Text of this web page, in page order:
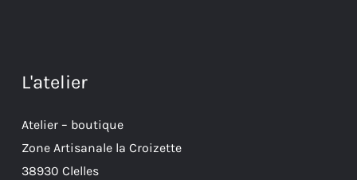
L'atelier
Atelier – boutique
Zone Artisanale la Croizette
38930 Clelles